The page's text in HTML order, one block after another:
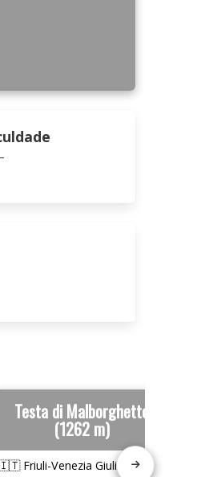
Testa di Malborghetto
(1262 m)
Friuli-Venezia Giulia